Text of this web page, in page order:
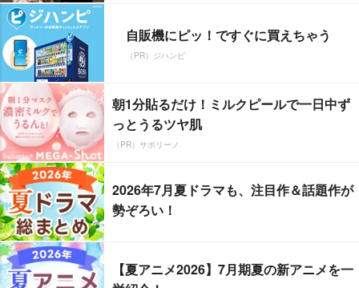
自販機にピッ！ですぐに買えちゃう
（PR）ジハンピ
朝1分貼るだけ！ミルクピールで一日中ず
っとうるツヤ肌
（PR）サボリーノ
2026年7月夏ドラマも、注目作＆話題作が
勢ぞろい！
【夏アニメ2026】7月期夏の新アニメを一